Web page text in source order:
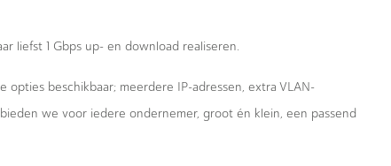
liefst 1 Gbps up- en download realiseren.
opties beschikbaar; meerdere IP-adressen, extra VLAN-
we voor iedere ondernemer, groot én klein, een passend